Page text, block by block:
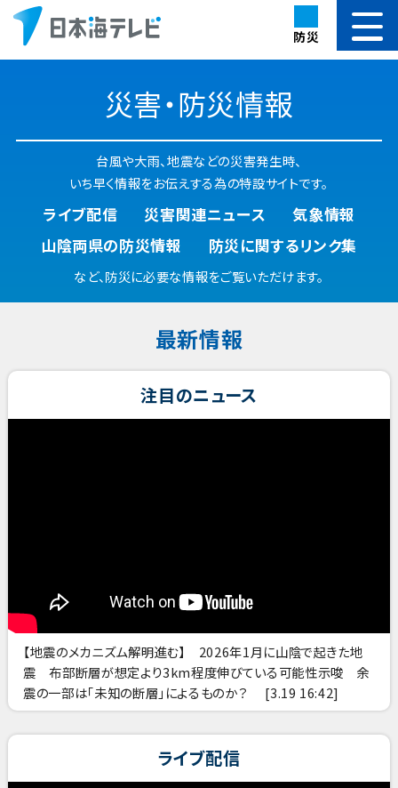
防災
災害・防災情報
台風や大雨、地震などの災害発生時、
いち早く情報をお伝えする為の特設サイトです。
ライブ配信 災害関連ニュース
気象情報
山陰両県の防災情報
防災に関するリンク集
など、防災に必要な情報をご覧いただけます。
最新情報
注目のニュース
【地震のメカニズム解明進む】 2026年1月に山陰で起きた地
震 布部断層が想定より3km程度伸びている可能性示唆 余
震の一部は「未知の断層」によるものか？
[3.19 16:42]
ライブ配信